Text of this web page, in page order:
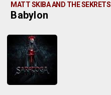
MATT SKIBA AND THE SEKRETS
Babylon